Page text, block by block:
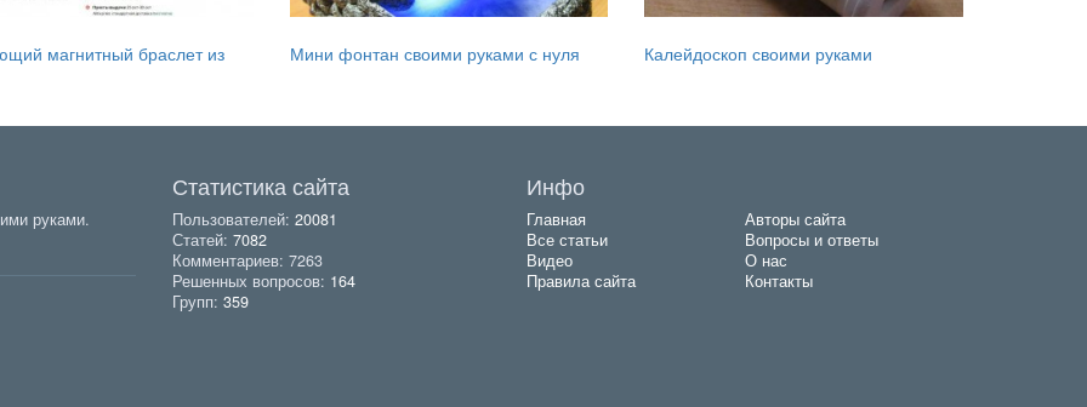
магнитный браслет из Мини фонтан своими руками с нуля Калейдоскоп своими руками
руками.
Статистика сайта
Пользователей: 20081
Статей: 7082
Комментариев: 7263
Решенных вопросов: 164
Групп: 359
Инфо
Главная
Авторы сайта
Все статьи
Вопросы и ответы
Видео
О нас
Правила сайта
Контакты